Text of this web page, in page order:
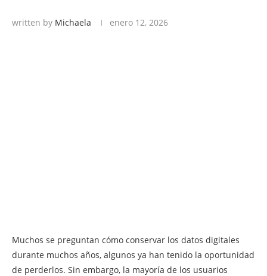
written by Michaela enero 12, 2026
Muchos se preguntan cómo conservar los datos digitales
durante muchos años, algunos ya han tenido la oportunidad
de perderlos. Sin embargo, la mayoría de los usuarios